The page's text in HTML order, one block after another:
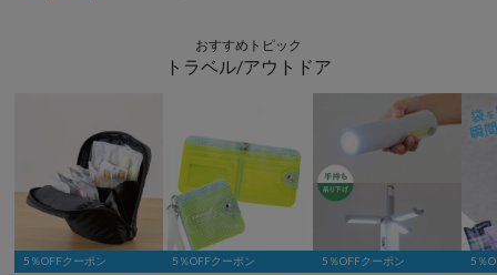
おすすめトピック
トラベル/アウトドア
5％OFFクーポン 5％OFFクーポン 5％OFFクーポン 5％